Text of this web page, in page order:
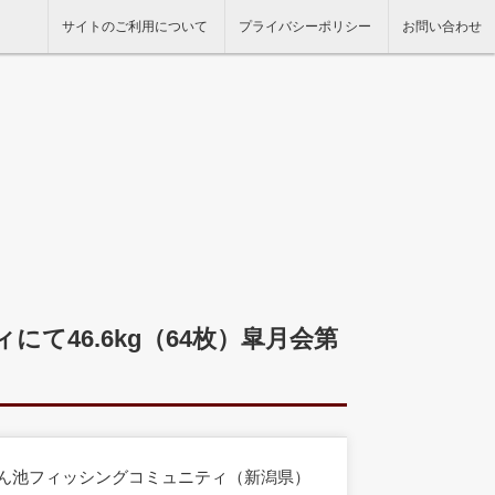
サイトのご利用について プライバシーポリシー お問い合わせ
て46.6kg（64枚）皐月会第
池フィッシングコミュニティ（新潟県）